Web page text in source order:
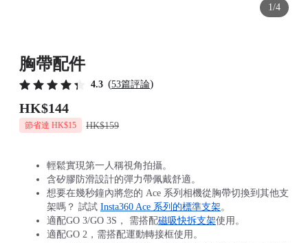
1/4
胸帶配件
4.3 (53篇評論)
HK$144
節省達 HK$15 HK$159
輕鬆實現第一人稱視角拍攝。
含矽膠防滑設計的彈力帶佩戴舒適。
想要在幾秒鐘內將您的 Ace 系列相機從胸帶切換到其他支
架嗎？ 試試 Insta360 Ace 系列的標準支架。
適配GO 3/GO 3S， 需搭配磁吸快拆支架使用。
適配GO 2，需搭配運動轉接框使用。